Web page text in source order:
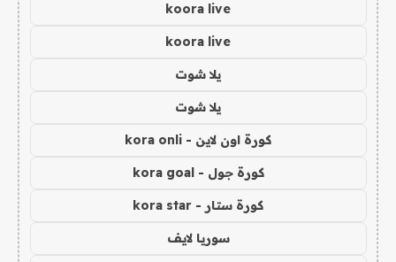
koora live
koora live
يلا شوت
يلا شوت
كورة اون لاين - kora onli
كورة جول - kora goal
كورة ستار - kora star
سوريا لايف